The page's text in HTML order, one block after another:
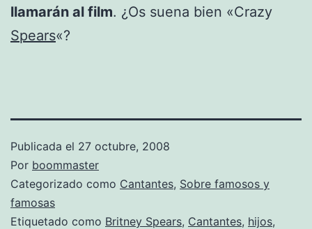
llamarán al film. ¿Os suena bien «Crazy
Spears«?
Publicada el 27 octubre, 2008
Por boommaster
Categorizado como Cantantes, Sobre famosos y
famosas
Etiquetado como Britney Spears, Cantantes, hijos,